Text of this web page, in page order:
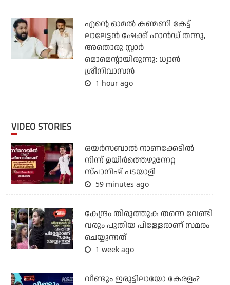
എന്റെ ഓമൽ കണ്മണി കേട്ട്
ലാലേട്ടൻ ഷേക്ക് ഹാൻഡ് തന്നു,
അതൊരു സ്റ്റാർ
മൊമെന്റായിരുന്നു: ധ്യാൻ
ശ്രീനിവാസൻ
1 hour ago
VIDEO STORIES
ഒയര്‍സബാൽ നാണക്കേടിൽ
നിന്ന് ഉയിർത്തെഴുന്നേറ്റ
സ്പാനിഷ് പടയാളി
59 minutes ago
കേന്ദ്രം തിരുത്തുക തന്നെ വേണ്ടി
വരും പുതിയ പിള്ളേരാണ് സമരം
ചെയ്യുന്നത്
1 week ago
വീണ്ടും ഇരുട്ടിലായോ കേരളം?